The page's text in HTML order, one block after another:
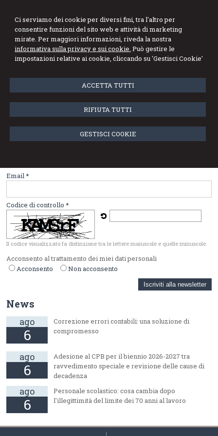
Ci serviamo dei cookie per diversi fini, tra l'altro per
consentire funzioni del sito web e attività di marketing
mirate. Per maggiori informazioni, riveda la nostra
informativa sulla privacy e sui cookie. Può gestire le
impostazioni relative ai cookie, cliccando su 'Gestisci Cookie'
ACCETTA TUTTI
RIFIUTA TUTTI
GESTISCI COOKIE
Studio Angioletti
Commercialisti Associati
Compila il form per iscriverti alla nostra newsletter
Email *
Codice di controllo *
Il codice visualizzato fa distinzione tra le lettere maiuscole e quelle minuscole.
Acconsento al trattamento dei miei dati personali
Acconsento
Non acconsento
News
ago
6
Correzione errori contabili: una soluzione di
compromesso
ago
6
Adesione al CPB per il biennio 2026-2027 tra
ravvedimento speciale e revisione delle cause di
decadenza
ago
6
Personale scolastico: cosa cambia dopo
l'illegittimità del limite dei 70 anni al lavoro